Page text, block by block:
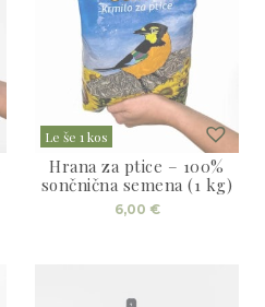
Le še 1 kos
Hrana za ptice – 100%
sončnična semena (1 kg)
6,00 €